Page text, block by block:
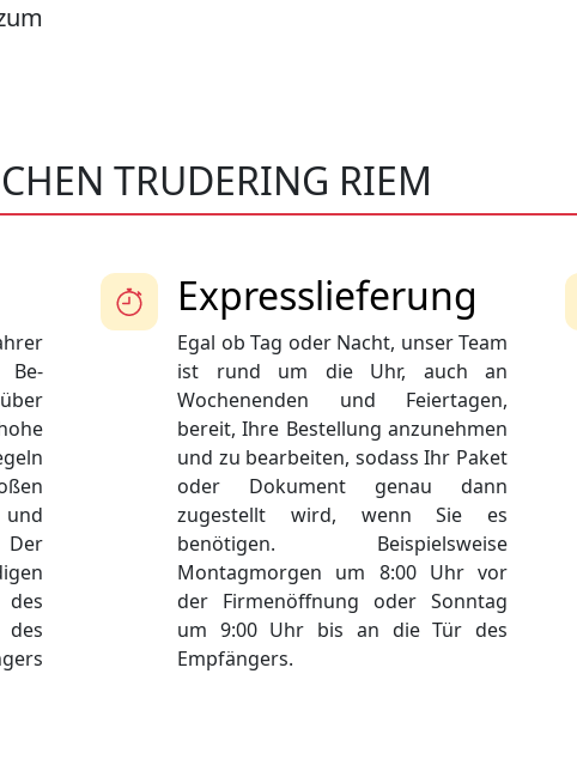
TRUDERING RIEM
Be-
Der
des
Expresslieferung
Egal ob Tag oder Nacht, unser Team
ist rund um die Uhr, auch an
Wochenenden und Feiertagen,
bereit, Ihre Bestellung anzunehmen
und zu bearbeiten, sodass Ihr Paket
oder Dokument genau dann
zugestellt wird, wenn Sie es
benötigen. Beispielsweise
Montagmorgen um 8:00 Uhr vor
der Firmenöffnung oder Sonntag
um 9:00 Uhr bis an die Tür des
Empfängers.